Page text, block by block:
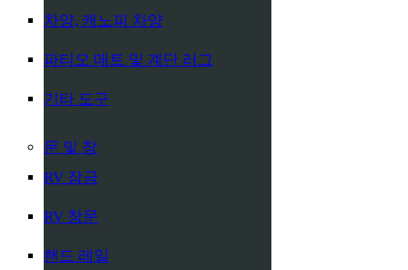
차양, 캐노피 차양
파티오 매트 및 계단 러그
기타 도구
문 및 창
RV 잠금
RV 창문
핸드 레일